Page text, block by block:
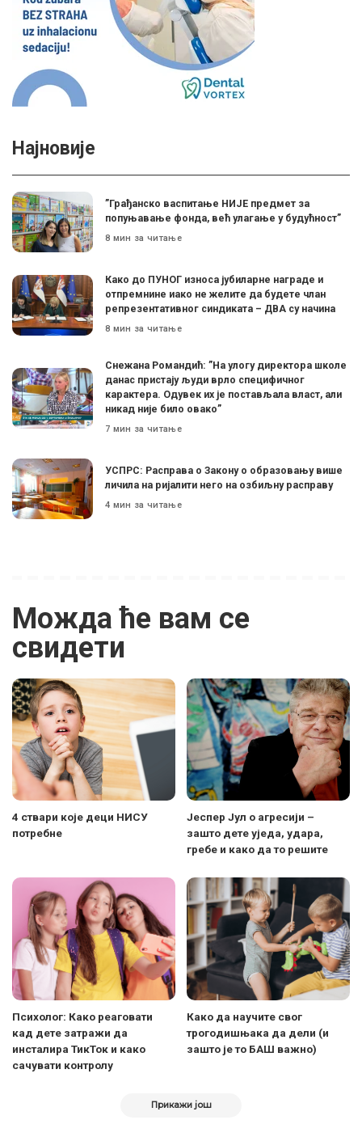
Најновије
”Грађанско васпитање НИЈЕ предмет за
попуњавање фонда, већ улагање у будућност”
8 мин за читање
Како до ПУНОГ износа јубиларне награде и
отпремнине иако не желите да будете члан
репрезентативног синдиката – ДВА су начина
8 мин за читање
Снежана Романдић: ”На улогу директора школе
данас пристају људи врло специфичног
карактера. Одувек их је постављала власт, али
никад није било овако”
7 мин за читање
УСПРС: Расправа о Закону о образовању више
личила на ријалити него на озбиљну расправу
4 мин за читање
Можда ће вам се
свидети
4 ствари које деци НИСУ
потребне
Јеспер Јул о агресији –
зашто дете уједа, удара,
гребе и како да то решите
Психолог: Како реаговати
кад дете затражи да
инсталира ТикТок и како
сачувати контролу
Како да научите свог
трогодишњака да дели (и
зашто је то БАШ важно)
Прикажи још